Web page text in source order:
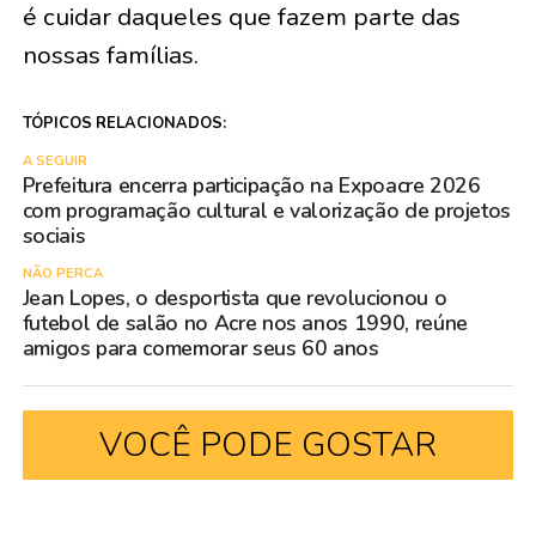
é cuidar daqueles que fazem parte das
nossas famílias.
TÓPICOS RELACIONADOS:
A SEGUIR
Prefeitura encerra participação na Expoacre 2026
com programação cultural e valorização de projetos
sociais
NÃO PERCA
Jean Lopes, o desportista que revolucionou o
futebol de salão no Acre nos anos 1990, reúne
amigos para comemorar seus 60 anos
VOCÊ PODE GOSTAR